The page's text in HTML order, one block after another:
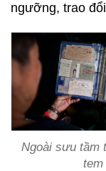
ngưỡng, trao
Ngoài sưu tầm
tem